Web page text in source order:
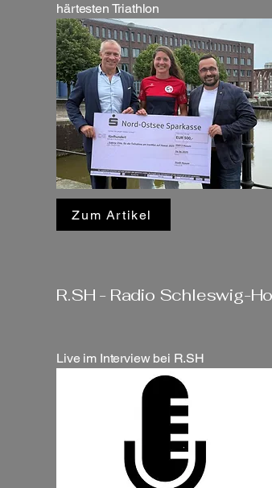
härtesten Triathlon
Zum Artikel
R.SH - Radio Schleswig-
Live im Interview bei R.SH